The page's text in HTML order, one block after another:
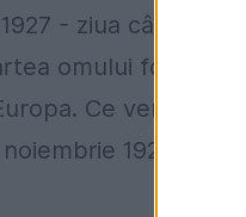
- ziua când
omului forte al
Ce versiuni s-
1927 -